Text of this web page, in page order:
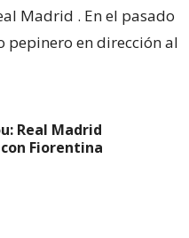
Madrid . En el pasado
pepinero en dirección al
Real Madrid
Fiorentina